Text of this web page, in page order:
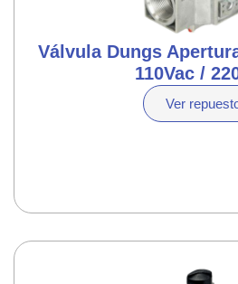
Válvula Dungs
110Vac /
Ver